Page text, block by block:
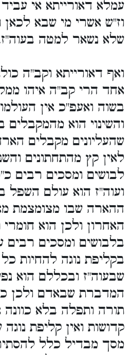
עמלא דאורייתא אי עביד
וז"ש אשרי מי שבא לכאן
שלא נשאר למטה
ואף דאורייתא וקב"ה
אחד הרי קב"ה איהו
בשוה ואעפ"כ אין
והשינוי הוא
שהעליונים מקבלים
לאין קץ מהתחתונים
לבושים ומסכים רבים
ועוה"ז הוא עולם השפל
ההארה שבו מצומצמת
האחרון ולכן הוא חומרי
בלבושים ומסכים
בקליפת נוגה להחיות
שבעוה"ז ובכללם הוא
המדברת שבאדם ולכן
תורה ותפלה בלא כוונה
קדושות ואין קליפת
מסך מבדיל כלל